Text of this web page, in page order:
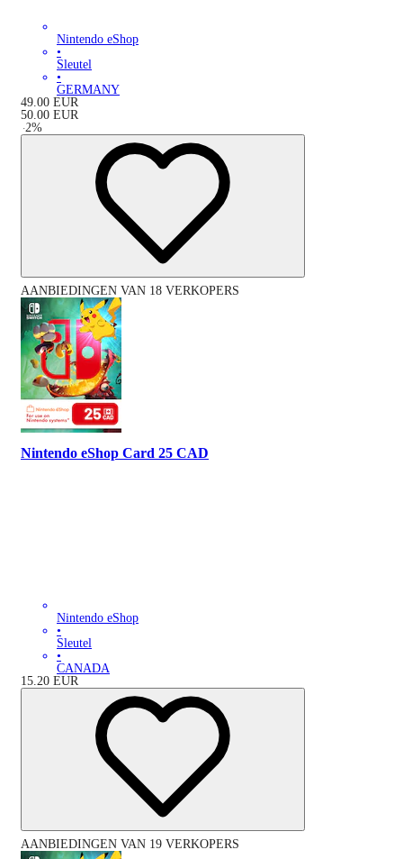
Nintendo eShop
•
Sleutel
•
GERMANY
49.00 EUR
50.00 EUR
-2%
AANBIEDINGEN VAN 18 VERKOPERS
Nintendo eShop Card 25 CAD
Nintendo eShop
•
Sleutel
•
CANADA
15.20 EUR
AANBIEDINGEN VAN 19 VERKOPERS